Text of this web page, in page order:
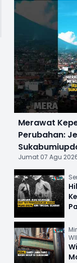
Merawat
Perubahan:
Jumat 07 Agu